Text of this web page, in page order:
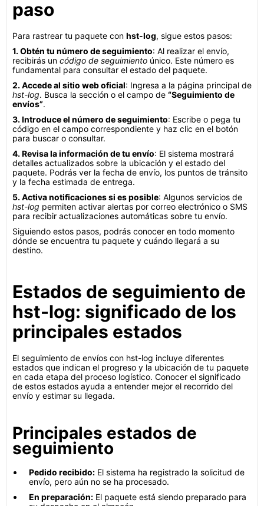
paso
Para rastrear tu paquete con hst-log, sigue estos pasos:
1. Obtén tu número de seguimiento: Al realizar el envío,
recibirás un código de seguimiento único. Este número es
fundamental para consultar el estado del paquete.
2. Accede al sitio web oficial: Ingresa a la página principal de
hst-log. Busca la sección o el campo de “Seguimiento de
envíos”.
3. Introduce el número de seguimiento: Escribe o pega tu
código en el campo correspondiente y haz clic en el botón
para buscar o consultar.
4. Revisa la información de tu envío: El sistema mostrará
detalles actualizados sobre la ubicación y el estado del
paquete. Podrás ver la fecha de envío, los puntos de tránsito
y la fecha estimada de entrega.
5. Activa notificaciones si es posible: Algunos servicios de
hst-log permiten activar alertas por correo electrónico o SMS
para recibir actualizaciones automáticas sobre tu envío.
Siguiendo estos pasos, podrás conocer en todo momento
dónde se encuentra tu paquete y cuándo llegará a su
destino.
Estados de seguimiento de
hst-log: significado de los
principales estados
El seguimiento de envíos con hst-log incluye diferentes
estados que indican el progreso y la ubicación de tu paquete
en cada etapa del proceso logístico. Conocer el significado
de estos estados ayuda a entender mejor el recorrido del
envío y estimar su llegada.
Principales estados de
seguimiento
Pedido recibido: El sistema ha registrado la solicitud de
envío, pero aún no se ha procesado.
En preparación: El paquete está siendo preparado para